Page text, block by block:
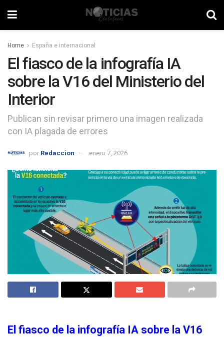
Home España e internacional
El fiasco de la infografía IA
sobre la V16 del Ministerio del
Interior
Publican sin revisar primero una imagen realizada
con IA plagada de errores
por Redaccion enero 7, 2026
El fiasco de la infografía IA sobre la V16